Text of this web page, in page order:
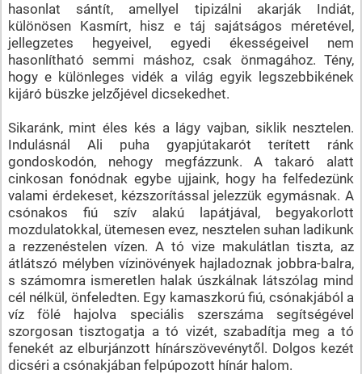
hasonlat sántít, amellyel tipizálni akarják Indiát,
különösen Kasmírt, hisz e táj sajátságos méretével,
jellegzetes hegyeivel, egyedi ékességeivel nem
hasonlítható semmi máshoz, csak önmagához. Tény,
hogy e különleges vidék a világ egyik legszebbikének
kijáró büszke jelzőjével dicsekedhet.
Sikaránk, mint éles kés a lágy vajban, siklik nesztelen.
Indulásnál Ali puha gyapjútakarót terített ránk
gondoskodón, nehogy megfázzunk. A takaró alatt
cinkosan fonódnak egybe ujjaink, hogy ha felfedezünk
valami érdekeset, kézszorítással jelezzük egymásnak. A
csónakos fiú szív alakú lapátjával, begyakorlott
mozdulatokkal, ütemesen evez, nesztelen suhan ladikunk
a rezzenéstelen vízen. A tó vize makulátlan tiszta, az
átlátszó mélyben vízinövények hajladoznak jobbra-balra,
s számomra ismeretlen halak úszkálnak látszólag mind
cél nélkül, önfeledten. Egy kamaszkorú fiú, csónakjából a
víz fölé hajolva speciális szerszáma segítségével
szorgosan tisztogatja a tó vizét, szabadítja meg a tó
fenekét az elburjánzott hínárszövevénytől. Dolgos kezét
dicséri a csónakjában felpúpozott hínár halom.